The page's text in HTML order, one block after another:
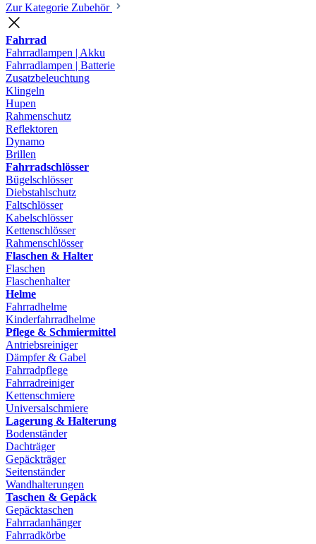
Zur Kategorie Zubehör
Fahrrad
Fahrradlampen | Akku
Fahrradlampen | Batterie
Zusatzbeleuchtung
Klingeln
Hupen
Rahmenschutz
Reflektoren
Dynamo
Brillen
Fahrradschlösser
Bügelschlösser
Diebstahlschutz
Faltschlösser
Kabelschlösser
Kettenschlösser
Rahmenschlösser
Flaschen & Halter
Flaschen
Flaschenhalter
Helme
Fahrradhelme
Kinderfahrradhelme
Pflege & Schmiermittel
Antriebsreiniger
Dämpfer & Gabel
Fahrradpflege
Fahrradreiniger
Kettenschmiere
Universalschmiere
Lagerung & Halterung
Bodenständer
Dachträger
Gepäckträger
Seitenständer
Wandhalterungen
Taschen & Gepäck
Gepäcktaschen
Fahrradanhänger
Fahrradkörbe